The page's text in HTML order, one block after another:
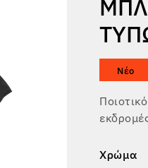
Νέο
Χρώμα